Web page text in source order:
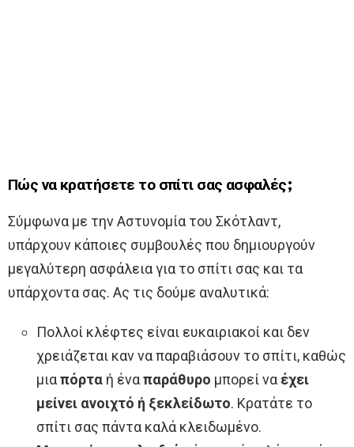
Πώς να κρατήσετε το σπίτι σας ασφαλές;
Σύμφωνα με την Αστυνομία του Σκότλαντ,
υπάρχουν κάποιες συμβουλές που δημιουργούν
μεγαλύτερη ασφάλεια για το σπίτι σας και τα
υπάρχοντα σας. Ας τις δούμε αναλυτικά:
Πολλοί κλέφτες είναι ευκαιριακοί και δεν
χρειάζεται καν να παραβιάσουν το σπίτι, καθώς
μιαπόρτα ή έναπαράθυρο μπορεί ναέχει
μείνει ανοιχτό ή ξεκλείδωτο. Κρατάτε το
σπίτι σας πάντα καλά κλειδωμένο.